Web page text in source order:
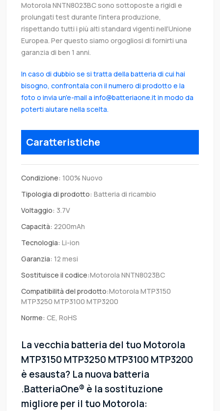
Motorola NNTN8023BC sono sottoposte a rigidi e
prolungati test durante l’intera produzione,
rispettando tutti i più alti standard vigenti nell’Unione
Europea. Per questo siamo orgogliosi di fornirti una
garanzia di ben 1 anni.
In caso di dubbio se si tratta della batteria di cui hai
bisogno, confrontala con il numero di prodotto e la
foto o invia un'e-mail a info@batteriaone.it in modo da
poterti aiutare nella scelta.
Caratteristiche
Condizione: 100% Nuovo
Tipologia di prodotto: Batteria di ricambio
Voltaggio: 3.7V
Capacità: 2200mAh
Tecnologia: Li-ion
Garanzia: 12 mesi
Sostituisce il codice:Motorola NNTN8023BC
Compatibilità del prodotto:Motorola MTP3150
MTP3250 MTP3100 MTP3200
Norme: CE, RoHS
La vecchia batteria del tuo Motorola
MTP3150 MTP3250 MTP3100 MTP3200
è esausta? La nuova batteria
.BatteriaOne® è la sostituzione
migliore per il tuo Motorola: